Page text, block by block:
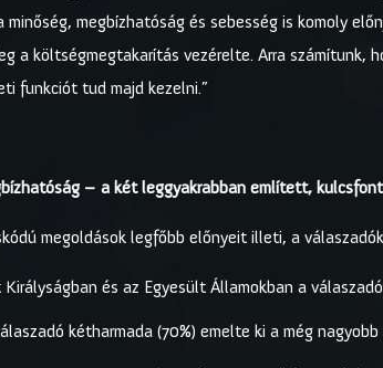
minőség, megbízhatóság és sebesség is komoly
a költségmegtakarítás vezérelte. Arra számítunk,
funkciót tud majd kezelni.”
– a két leggyakrabban említett,
megoldások legfőbb előnyeit illeti, a
Királyságban és az Egyesült Államokban a
kétharmada (70%) emelte ki a még